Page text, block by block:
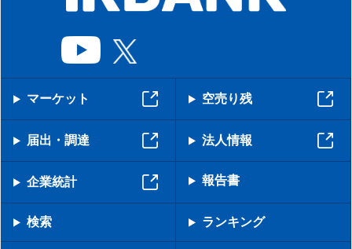
マーケット 空売り残
届出・調達 法人情報
企業統計 報告書
検索 ランキング